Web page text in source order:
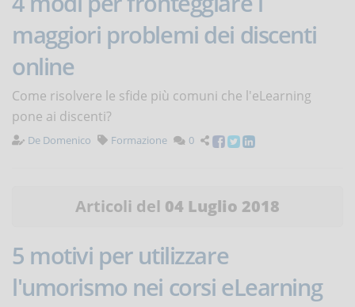
maggiori problemi dei discenti
online
Come risolvere le sfide più comuni che l'eLearning
pone ai discenti?
De Domenico Formazione 0
Articoli del 04 Luglio 2018
5 motivi per utilizzare
l'umorismo nei corsi eLearning